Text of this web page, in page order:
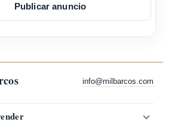
Publicar anuncio
info@milbarcos.com